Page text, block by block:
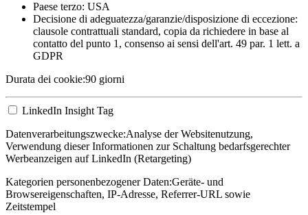
Paese terzo: USA
Decisione di adeguatezza/garanzie/disposizione di eccezione:
clausole contrattuali standard, copia da richiedere in base al
contatto del punto 1, consenso ai sensi dell'art. 49 par. 1 lett. a
GDPR
Durata dei cookie:90 giorni
LinkedIn Insight Tag
Datenverarbeitungszwecke:Analyse der Websitenutzung,
Verwendung dieser Informationen zur Schaltung bedarfsgerechter
Werbeanzeigen auf LinkedIn (Retargeting)
Kategorien personenbezogener Daten:Geräte- und
Browsereigenschaften, IP-Adresse, Referrer-URL sowie
Zeitstempel